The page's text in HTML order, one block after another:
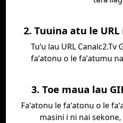
2. Tuuina atu le
Tuʻu lau URL
faʻatonu o le faʻatumu
3. Toe maua lau
Faʻatonu le faʻatonu o le
masini i ni nai